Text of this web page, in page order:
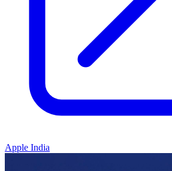
Apple India